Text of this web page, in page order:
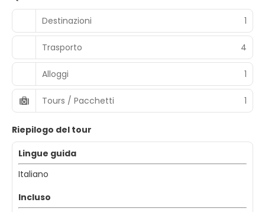
Destinazioni
1
Trasporto 4
Alloggi 1
Tours / Pacchetti 1
Riepilogo del tour
Lingue guida
Italiano
Incluso